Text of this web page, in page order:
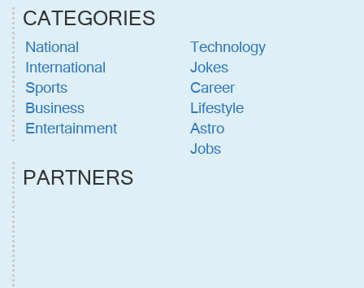
CATEGORIES
National
International
Sports
Business
Entertainment
Technology
Jokes
Career
Lifestyle
Astro
Jobs
PARTNERS